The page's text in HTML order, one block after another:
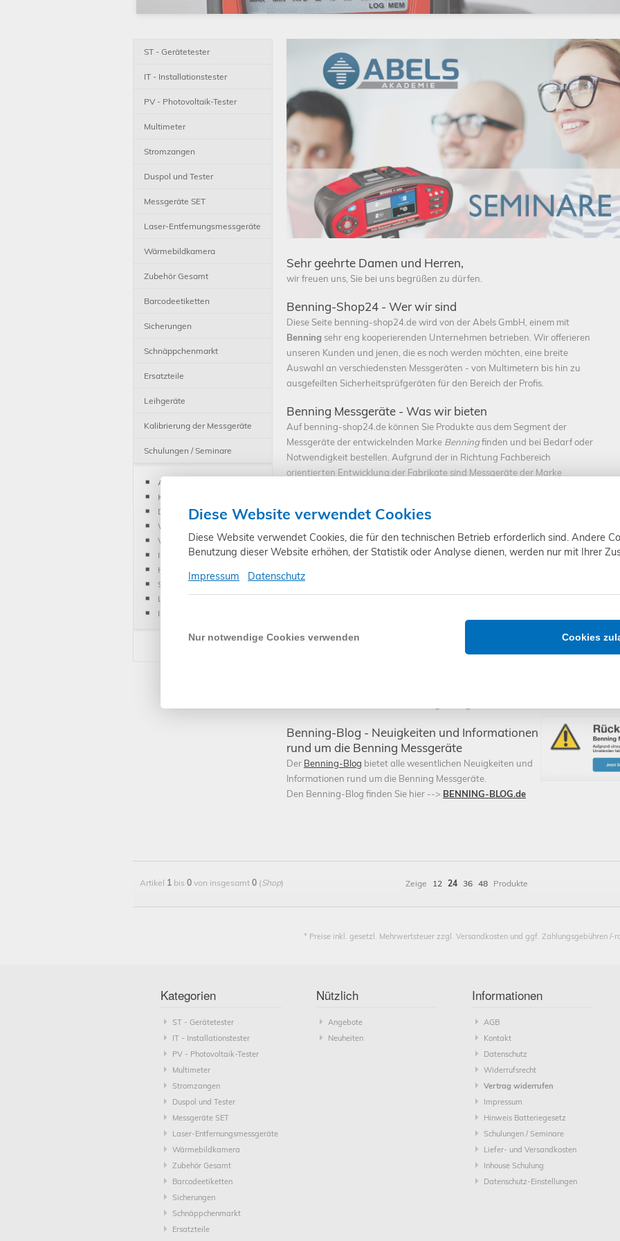
Schließen
ST - Gerätetester
IT - Installationstester
PV - Photovoltaik-Tester
Multimeter
Stromzangen
Duspol und Tester
Messgeräte SET
Laser-Entfernungsmessgeräte
Wärmebildkamera
Zubehör Gesamt
Barcodeetiketten
Sicherungen
Schnäppchenmarkt
Ersatzteile
Leihgeräte
Kalibrierung der Messgeräte
Schulungen / Seminare
AGB
Kontakt
Datenschutz
Widerrufsrecht
Vertrag widerrufen
Impressum
Hinweis Batteriegesetz
Schulungen / Seminare
Liefer- und Versandkosten
Inhouse Schulung
Sehr geehrte Damen und Herren,
wir freuen uns, Sie bei uns begrüßen zu dürfen.
Benning-Shop24 - Wer wir sind
Diese Seite benning-shop24.de wird von der Abels GmbH, einem mit
Benning sehr eng kooperierenden Unternehmen betrieben. Wir offerieren
unseren Kunden und jenen, die es noch werden möchten, eine breite
Auswahl an verschiedensten Messgeräten - von Multimetern bis hin zu
ausgefeilten Sicherheitsprüfgeräten für den Bereich der Profis.
Benning Messgeräte - Was wir bieten
Auf benning-shop24.de können Sie Produkte aus dem Segment der
Messgeräte der entwickelnden Marke Benningfinden und bei Bedarf oder
Notwendigkeit bestellen. Aufgrund der in Richtung Fachbereich
orientierten Entwicklung der Fabrikate sind Messgeräte der Marke
geeignet. Zu den standardisierten Services gehört bereits grundsätzlich eine
technischen Problemen oder handhabungsbezogenen Fragen -
sind wir gerne rund um die gängigen Geschäftszeiten per Mail und Telefon für
Weiters ist unsere Website inklusive Online-Shop extra einfach und
zu dem von Ihnen gewünschten Artikel von
kommen um sich über
direkt online zu bestellen. Auf schnellstem Weg kommen Sie bei uns nicht nur
Informationen, sondern auch zu den von Ihnen bestellten Produkten - Durch
sind Lieferverzögerungen hier außerhalb des Möglichen. Der Versand geht
Bestellungen durch die enge Zusammenarbeit mit der Firma
Benningimmer
abgeschickt werden. Dieser Shop ist seit langer Zeit erfolgreich bei
Auswahl, die Ihnen hier geboten wird, wird zu äußerst fairen Preisen
Benning-Blog - Neuigkeiten und Informationen
rund um die Benning Messgeräte
Der Benning-Blog bietet alle wesentlichen Neuigkeiten und
Informationen rund um die Benning Messgeräte.
Den Benning-Blog finden Sie hier --> BENNING-BLOG.de
Artikel 1 bis 0 von insgesamt 0 (Shop) Zeige 12 24 36 48 Produkte
* Preise inkl. gesetzl. Mehrwertsteuer zzgl. Versandkosten und ggf. Zahlungsgebühren /-
Kategorien
ST - Gerätetester
IT - Installationstester
PV - Photovoltaik-Tester
Multimeter
Stromzangen
Duspol und Tester
Messgeräte SET
Laser-Entfernungsmessgeräte
Wärmebildkamera
Zubehör Gesamt
Barcodeetiketten
Sicherungen
Schnäppchenmarkt
Ersatzteile
Nützlich
Angebote
Neuheiten
Informationen
AGB
Kontakt
Datenschutz
Widerrufsrecht
Vertrag widerrufen
Impressum
Hinweis Batteriegesetz
Schulungen / Seminare
Liefer- und Versandkosten
Inhouse Schulung
Datenschutz-Einstellungen
Diese Website verwendet Cookies
Diese Website verwendet Cookies, die für den technischen Betrieb erforderlich sind. Andere
Benutzung dieser Website erhöhen, der Statistik oder Analyse dienen, werden nur mit Ihrer
Impressum
Datenschutz
Nur notwendige Cookies verwenden Cookies